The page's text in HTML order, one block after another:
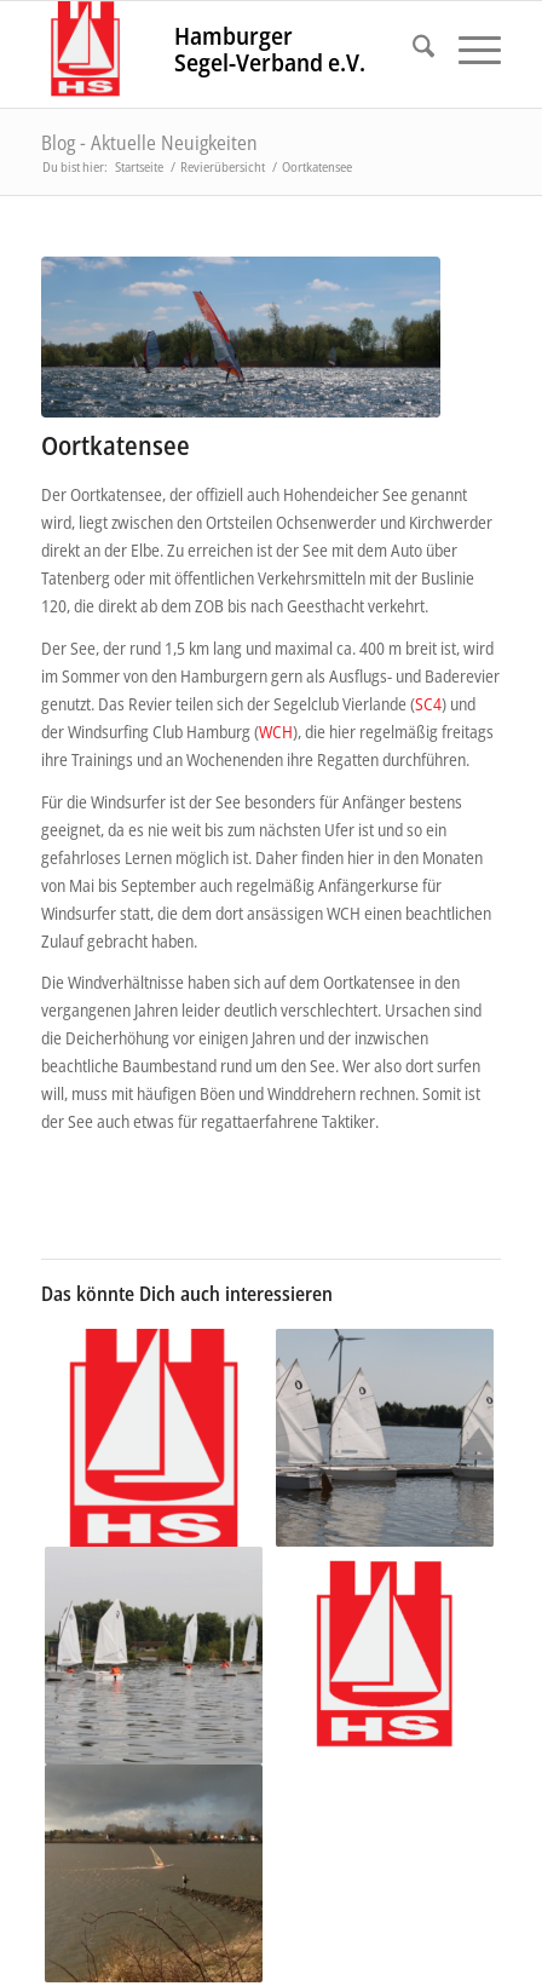
Hamburger
Segel-Verband e.V.
Blog - Aktuelle Neuigkeiten
Du bist hier: Startseite / Revierübersicht / Oortkatensee
Oortkatensee
Der Oortkatensee, der offiziell auch Hohendeicher See genannt
wird, liegt zwischen den Ortsteilen Ochsenwerder und Kirchwerder
direkt an der Elbe. Zu erreichen ist der See mit dem Auto über
Tatenberg oder mit öffentlichen Verkehrsmitteln mit der Buslinie
120, die direkt ab dem ZOB bis nach Geesthacht verkehrt.
Der See, der rund 1,5 km lang und maximal ca. 400 m breit ist, wird
im Sommer von den Hamburgern gern als Ausflugs- und Baderevier
genutzt. Das Revier teilen sich der Segelclub Vierlande (SC4) und
der Windsurfing Club Hamburg (WCH), die hier regelmäßig freitags
ihre Trainings und an Wochenenden ihre Regatten durchführen.
Für die Windsurfer ist der See besonders für Anfänger bestens
geeignet, da es nie weit bis zum nächsten Ufer ist und so ein
gefahrloses Lernen möglich ist. Daher finden hier in den Monaten
von Mai bis September auch regelmäßig Anfängerkurse für
Windsurfer statt, die dem dort ansässigen WCH einen beachtlichen
Zulauf gebracht haben.
Die Windverhältnisse haben sich auf dem Oortkatensee in den
vergangenen Jahren leider deutlich verschlechtert. Ursachen sind
die Deicherhöhung vor einigen Jahren und der inzwischen
beachtliche Baumbestand rund um den See. Wer also dort surfen
will, muss mit häufigen Böen und Winddrehern rechnen. Somit ist
der See auch etwas für regattaerfahrene Taktiker.
Das könnte Dich auch interessieren